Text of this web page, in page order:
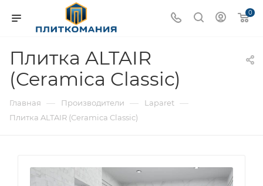
0
Плитка ALTAIR
(Ceramica Classic)
Главная — Производители — Laparet —
Плитка ALTAIR (Ceramica Classic)